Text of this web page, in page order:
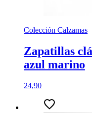
Colección Calzamas
Zapatillas
azul marino
24,90